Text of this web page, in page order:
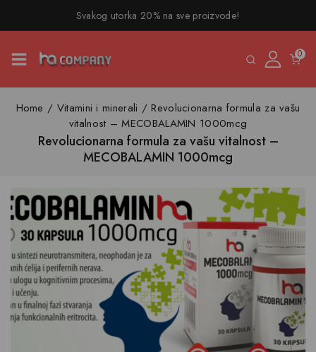
Svakog utorka 20% na sve proizvode!
0
Home / Vitamini i minerali / Revolucionarna formula za vašu
vitalnost – MECOBALAMIN 1000mcg
Revolucionarna formula za vašu vitalnost –
MECOBALAMIN 1000mcg